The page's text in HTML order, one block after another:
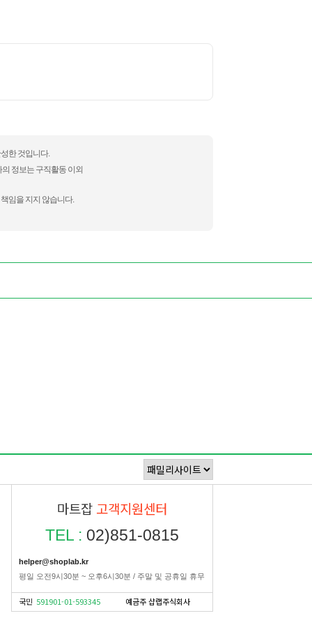
한 것입니다.
정보는 구직활동 이외
임을 지지 않습니다.
마트잡 고객지원센터
TEL : 02)851-0815
helper@shoplab.kr
평일 오전9시30분 ~ 오후6시30분 / 주말 및 공휴일 휴무
국민 591901-01-593345 예금주 샵랩주식회사